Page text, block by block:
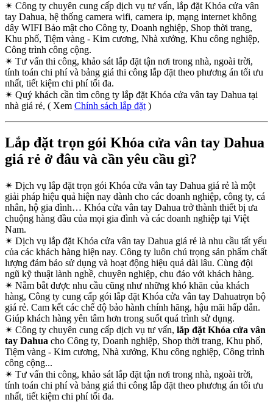
✴ Công ty chuyên cung cấp dịch vụ tư vấn, lắp đặt Khóa cửa vân
tay Dahua, hệ thống camera wifi, camera ip, mạng internet không
dây WIFI Bảo mật cho Công ty, Doanh nghiệp, Shop thời trang,
Khu phố, Tiệm vàng - Kim cương, Nhà xưởng, Khu công nghiệp,
Công trình công cộng.
✴ Tư vấn thi công, khảo sát lắp đặt tận nơi trong nhà, ngoài trời,
tính toán chi phí và bảng giá thi công lắp đặt theo phương án tối ưu
nhất, tiết kiệm chi phí tối đa.
✴ Quý khách cần tìm công ty lắp đặt Khóa cửa vân tay Dahua tại
nhà giá rẻ, ( Xem Chính sách lắp đặt )
Lắp đặt trọn gói Khóa cửa vân tay Dahua
giá rẻ ở đâu và cần yêu cầu gì?
✴ Dịch vụ lắp đặt trọn gói Khóa cửa vân tay Dahua giá rẻ là một
giải pháp hiệu quả hiện nay dành cho các doanh nghiệp, công ty, cá
nhân, hộ gia đình… Khóa cửa vân tay Dahua trở thành thiết bị ưa
chuộng hàng đầu của mọi gia đình và các doanh nghiệp tại Việt
Nam.
✴ Dịch vụ lắp đặt Khóa cửa vân tay Dahua giá rẻ là nhu cầu tất yếu
của các khách hàng hiện nay. Công ty luôn chú trọng sản phẩm chất
lượng đảm bảo sử dụng và hoạt động hiệu quả dài lâu. Cùng đội
ngũ kỹ thuật lành nghề, chuyên nghiệp, chu đáo với khách hàng.
✴ Nắm bắt được nhu cầu cũng như những khó khăn của khách
hàng, Công ty cung cấp gói lắp đặt Khóa cửa vân tay Dahuatrọn bộ
giá rẻ. Cam kết các chế độ bảo hành chính hãng, hậu mãi hấp dẫn.
Giúp khách hàng yên tâm hơn trong suốt quá trình sử dụng.
✴ Công ty chuyên cung cấp dịch vụ tư vấn, lắp đặt Khóa cửa vân
tay Dahua cho Công ty, Doanh nghiệp, Shop thời trang, Khu phố,
Tiệm vàng - Kim cương, Nhà xưởng, Khu công nghiệp, Công trình
công cộng...
✴ Tư vấn thi công, khảo sát lắp đặt tận nơi trong nhà, ngoài trời,
tính toán chi phí và bảng giá thi công lắp đặt theo phương án tối ưu
nhất, tiết kiệm chi phí tối đa.